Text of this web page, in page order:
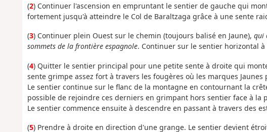
(2) Continuer l'ascension en empruntant le sentier de gauche qui
fortement jusqu'à atteindre le Col de Baraltzaga grâce à une sente
(3) Continuer plein Ouest sur le chemin (toujours balisé en Jaune), qui
sommets de la frontière espagnole. Continuer sur le sentier horizontal
(4) Quitter le sentier principal pour une petite sente à droite qui
sente grimpe assez fort à travers les fougères où les marques
Le sentier continue sur le flanc de la montagne en contournant la
possible de rejoindre ces derniers en grimpant hors sentier face à la
Le sentier commence ensuite à descendre en passant à travers des
(5) Prendre à droite en direction d'une grange. Le sentier devient